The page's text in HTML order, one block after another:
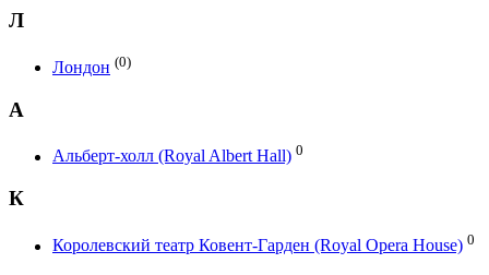
Л
Лондон (0)
А
Альберт-холл (Royal Albert Hall) 0
К
Королевский театр Ковент-Гарден (Royal Opera House) 0